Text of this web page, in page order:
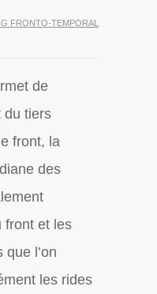
FRONTO-TEMPORAL
de
du tiers
front, la
des
front et les
l’on
les rides